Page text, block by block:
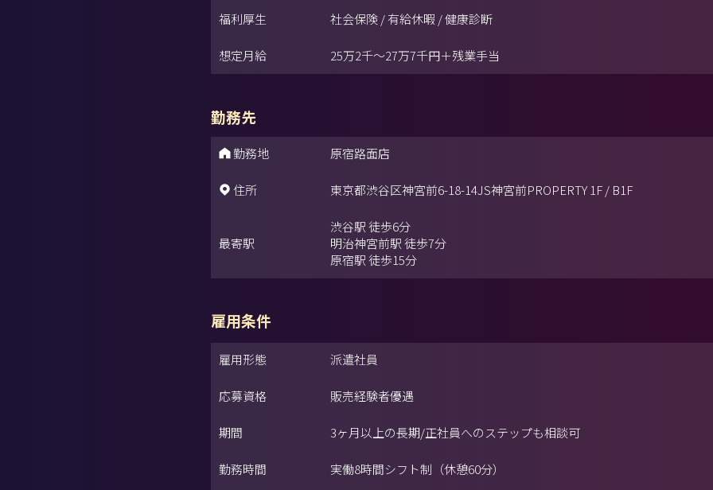
福利厚生 社会保険 / 有給休暇 / 健康診断
想定月給 25万2千～27万7千円＋残業手当
勤務先
勤務地 原宿路面店
住所 東京都渋谷区神宮前6-18-14JS神宮前PROPERTY 1F / B1F
最寄駅
渋谷駅 徒歩6分
明治神宮前駅 徒歩7分
原宿駅 徒歩15分
雇用条件
雇用形態 派遣社員
応募資格 販売経験者優遇
期間 3ヶ月以上の長期/正社員へのステップも相談可
勤務時間 実働8時間シフト制（休憩60分）